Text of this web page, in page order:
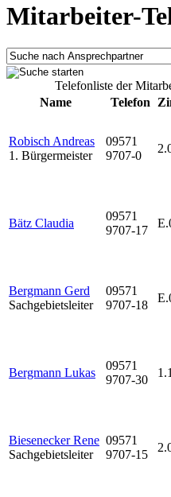
Mitarbeiter-
Telefonliste der
Name
Telefon
Robisch Andreas
1. Bürgermeister
09571
9707-0
Bätz Claudia
09571
9707-17
Bergmann Gerd
Sachgebietsleiter
09571
9707-18
Bergmann Lukas
09571
9707-30
Biesenecker Rene
Sachgebietsleiter
09571
9707-15